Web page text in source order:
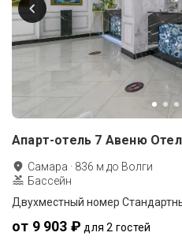
Апарт-отель 7 Авеню
Самара · 836 м до Волги
Бассейн
Двухместный номер
от 9 903 ₽ для 2 гостей